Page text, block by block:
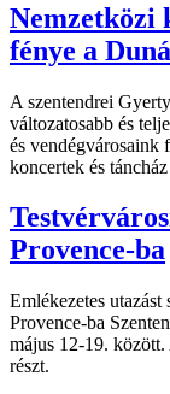
Nemzetközi
fénye a
A szentendrei
változatosabb és
és vendégvárosaink
koncertek és
Provence-ba
Emlékezetes
Provence-ba
május 12-19.
részt.